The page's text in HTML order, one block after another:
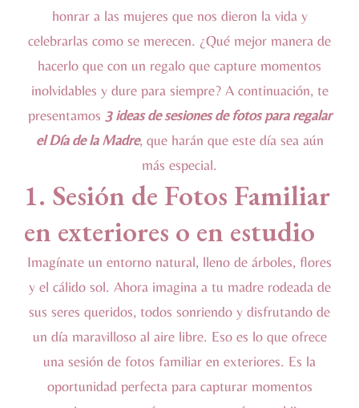
honrar a las mujeres que nos dieron la vida y
celebrarlas como se merecen. ¿Qué mejor manera de
hacerlo que con un regalo que capture momentos
inolvidables y dure para siempre? A continuación, te
presentamos 3 ideas de sesiones de fotos para regalar
el Día de la Madre, que harán que este día sea aún
más especial.
1. Sesión de Fotos Familiar
en exteriores o en estudio
Imagínate un entorno natural, lleno de árboles, flores
y el cálido sol. Ahora imagina a tu madre rodeada de
sus seres queridos, todos sonriendo y disfrutando de
un día maravilloso al aire libre. Eso es lo que ofrece
una sesión de fotos familiar en exteriores. Es la
oportunidad perfecta para capturar momentos